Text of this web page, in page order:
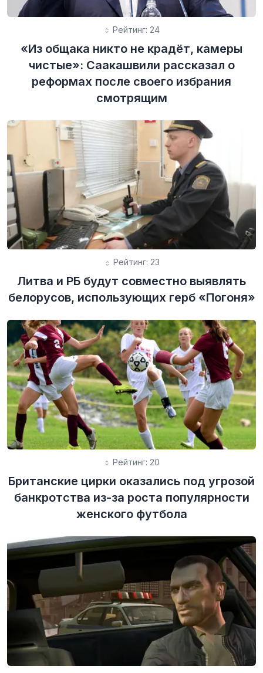
Рейтинг: 24
«Из общака никто не крадёт, камеры
чистые»: Саакашвили рассказал о
реформах после своего избрания
смотрящим
Рейтинг: 23
Литва и РБ будут совместно выявлять
белорусов, использующих герб «Погоня»
Рейтинг: 20
Британские цирки оказались под угрозой
банкротства из-за роста популярности
женского футбола